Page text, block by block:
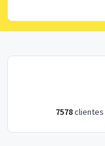
7578clientes